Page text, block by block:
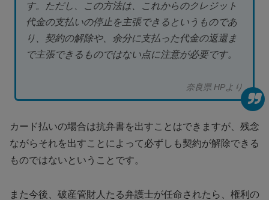
す。ただし、この方法は、これからのクレジット
代金の支払いの停止を主張できるというものであ
り、契約の解除や、余分に支払った代金の返還ま
で主張できるものではない点に注意が必要です。
奈良県 HPより
カード払いの場合は抗弁書を出すことはできますが、残念
ながらそれを出すことによって必ずしも契約が解除できる
ものではないということです。
また今後、破産管財人たる弁護士が任命されたら、権利の